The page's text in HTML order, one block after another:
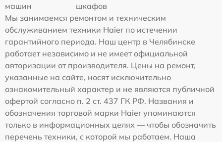
машин
шкафов
Мы занимаемся ремонтом и техническим
обслуживанием техники Haier по истечении
гарантийного периода. Наш центр в Челябинске
работает независимо и не имеет официальной
авторизации от производителя. Цены на ремонт,
указанные на сайте, носят исключительно
ознакомительный характер и не являются публичной
офертой согласно п. 2 ст. 437 ГК РФ. Названия и
обозначения торговой марки Haier упоминаются
только в информационных целях — чтобы обозначить
перечень техники, с которой мы работаем. Наша